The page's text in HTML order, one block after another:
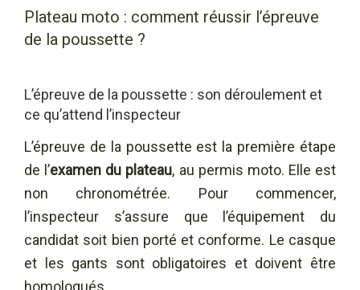
Plateau moto : comment réussir l’épreuve
de la poussette ?
L’épreuve de la poussette : son déroulement et
ce qu’attend l’inspecteur
L’épreuve de la poussette est la première étape
de l’examen du plateau, au permis moto. Elle est
non chronométrée. Pour commencer,
l’inspecteur s’assure que l’équipement du
candidat soit bien porté et conforme. Le casque
et les gants sont obligatoires et doivent être
homologués.